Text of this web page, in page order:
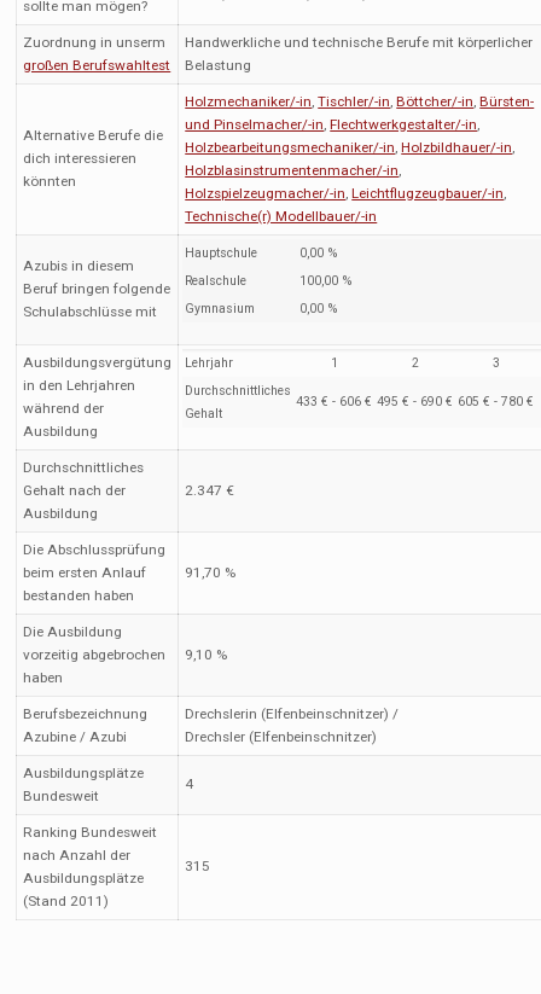
sollte man mögen?
Zuordnung in unserm
großen Berufswahltest
Handwerkliche und technische Berufe mit körperlicher
Belastung
Alternative Berufe die
dich interessieren
könnten
Holzmechaniker/-in,Tischler/-in,Böttcher/-in,Bürsten-
und Pinselmacher/-in,Flechtwerkgestalter/-in,
Holzbearbeitungsmechaniker/-in,Holzbildhauer/-in,
Holzblasinstrumentenmacher/-in,
Holzspielzeugmacher/-in,Leichtflugzeugbauer/-in,
Technische(r) Modellbauer/-in
Azubis in diesem
Beruf bringen folgende
Schulabschlüsse mit
Hauptschule
0,00 %
Realschule
100,00 %
Gymnasium
0,00 %
Ausbildungsvergütung
in den Lehrjahren
während der
Ausbildung
Lehrjahr 1 2 3
Durchschnittliches
Gehalt
433 € - 606 € 495 € - 690 € 605 € - 780 €
Durchschnittliches
Gehalt nach der
Ausbildung
2.347 €
Die Abschlussprüfung
beim ersten Anlauf
bestanden haben
91,70 %
Die Ausbildung
vorzeitig abgebrochen
haben
9,10 %
Berufsbezeichnung
Azubine / Azubi
Drechslerin (Elfenbeinschnitzer) /
Drechsler (Elfenbeinschnitzer)
Ausbildungsplätze
Bundesweit
4
Ranking Bundesweit
nach Anzahl der
Ausbildungsplätze
(Stand 2011)
315